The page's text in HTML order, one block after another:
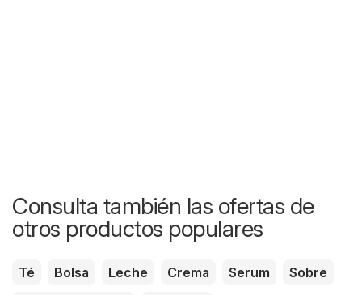
Consulta también las ofertas de
otros productos populares
Té Bolsa Leche Crema Serum
Sobre